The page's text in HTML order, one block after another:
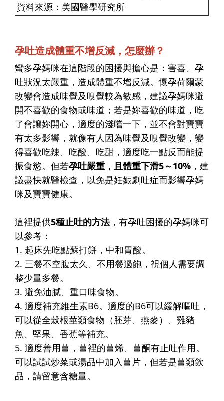
資料來源：美國醫學研究所
孕吐造成體重不增反減，怎麼辦？
蠻多孕媽咪在這階段的困擾與擔心是：害喜、孕
吐狀況太嚴重，造成體重不增反減。懷孕荷爾蒙
改變會造成味覺及嗅覺較為敏感，建議孕媽咪避
開不喜歡的食物或味道；若是妳喜歡的味道，吃
了會讓妳開心，適度的淺嚐一下，並不會對寶寶
有太多影響，就像有人因為味覺及嗅覺改變，變
得喜歡吃辣、吃酸、吃甜，適度吃一點反而能提
振食慾。但若孕吐嚴重，且體重下滑5～10% ，建
議盡快就醫檢查，以免是妊娠劇吐症而影響孕媽
咪及寶寶健康。
這裡提供5種止吐的方法，有孕吐困擾的孕媽咪可
以參考：
1. 起床先吃點蘇打餅，中和胃酸。
2. 三餐不空腹太久、不用餐過飽，視個人需要調
整少量多餐。
3. 避免油膩、重口味食物。
4. 適度補充維生素B6。適度的B6可以緩解嘔吐，
可以從全榖根莖類食物（胚芽、燕麥）、雞豬
魚、堅果、香蕉等補充。
5. 適度善用薑，薑裡的薑烯、薑酮有止吐作用。
可以試試炒菜或湯品中加入薑片，但若是薑類飲
品，請留意含糖量。